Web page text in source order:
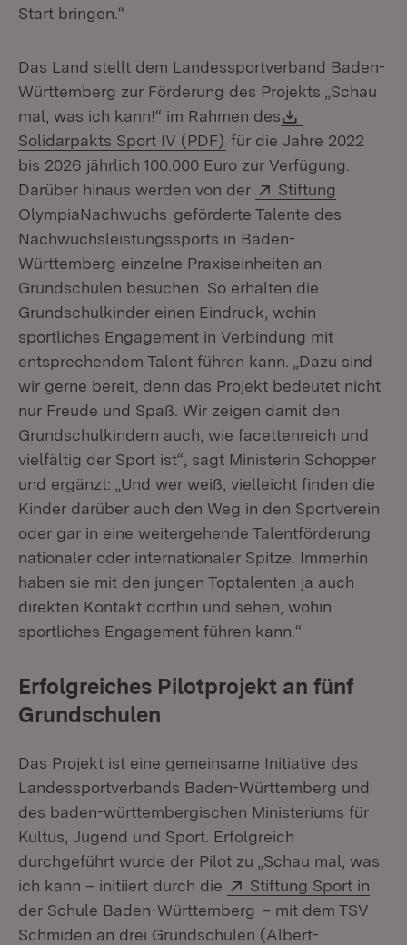
Start bringen.“
Das Land stellt dem Landessportverband Baden-
Württemberg zur Förderung des Projekts „Schau
mal, was ich kann!“ im Rahmen des
Solidarpakts Sport IV (PDF) (Öffnet in neuem
für die Jahre 2022
bis 2026 jährlich 100.000 Euro zur Verfügung.
Darüber hinaus werden von der
Extern:
Stiftung
OlympiaNachwuchs (Öffnet in neuem Fenster)
geförderte Talente des
Nachwuchsleistungssports in Baden-
Württemberg einzelne Praxiseinheiten an
Grundschulen besuchen. So erhalten die
Grundschulkinder einen Eindruck, wohin
sportliches Engagement in Verbindung mit
entsprechendem Talent führen kann. „Dazu sind
wir gerne bereit, denn das Projekt bedeutet nicht
nur Freude und Spaß. Wir zeigen damit den
Grundschulkindern auch, wie facettenreich und
vielfältig der Sport ist“, sagt Ministerin Schopper
und ergänzt: „Und wer weiß, vielleicht finden die
Kinder darüber auch den Weg in den Sportverein
oder gar in eine weitergehende Talentförderung
nationaler oder internationaler Spitze. Immerhin
haben sie mit den jungen Toptalenten ja auch
direkten Kontakt dorthin und sehen, wohin
sportliches Engagement führen kann.“
Erfolgreiches Pilotprojekt an fünf
Grundschulen
Das Projekt ist eine gemeinsame Initiative des
Landessportverbands Baden-Württemberg und
des baden-württembergischen Ministeriums für
Kultus, Jugend und Sport. Erfolgreich
durchgeführt wurde der Pilot zu „Schau mal, was
ich kann – initiiert durch die
Extern:
Stiftung Sport in
der Schule Baden-Württemberg (Öffnet in neuem
– mit dem TSV
Schmiden an drei Grundschulen (Albert-